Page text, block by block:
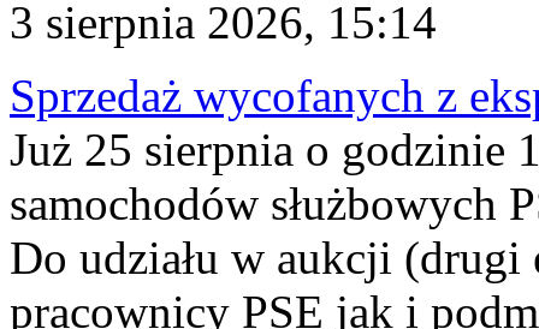
3 sierpnia 2026, 15:14
Sprzedaż wycofanych z
Już 25 sierpnia o godzinie
samochodów służbowych
Do udziału w aukcji (drugi
pracownicy PSE jak i